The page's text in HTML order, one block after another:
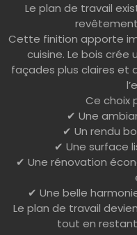
Le plan de travail
Cette finition apporte
cuisine. Le bois
façades plus claires et
Ce choix
✔ Une
✔ Un rendu
✔ Une surface
✔ Une rénovation
✔ Une belle
Le plan de travail
tout en